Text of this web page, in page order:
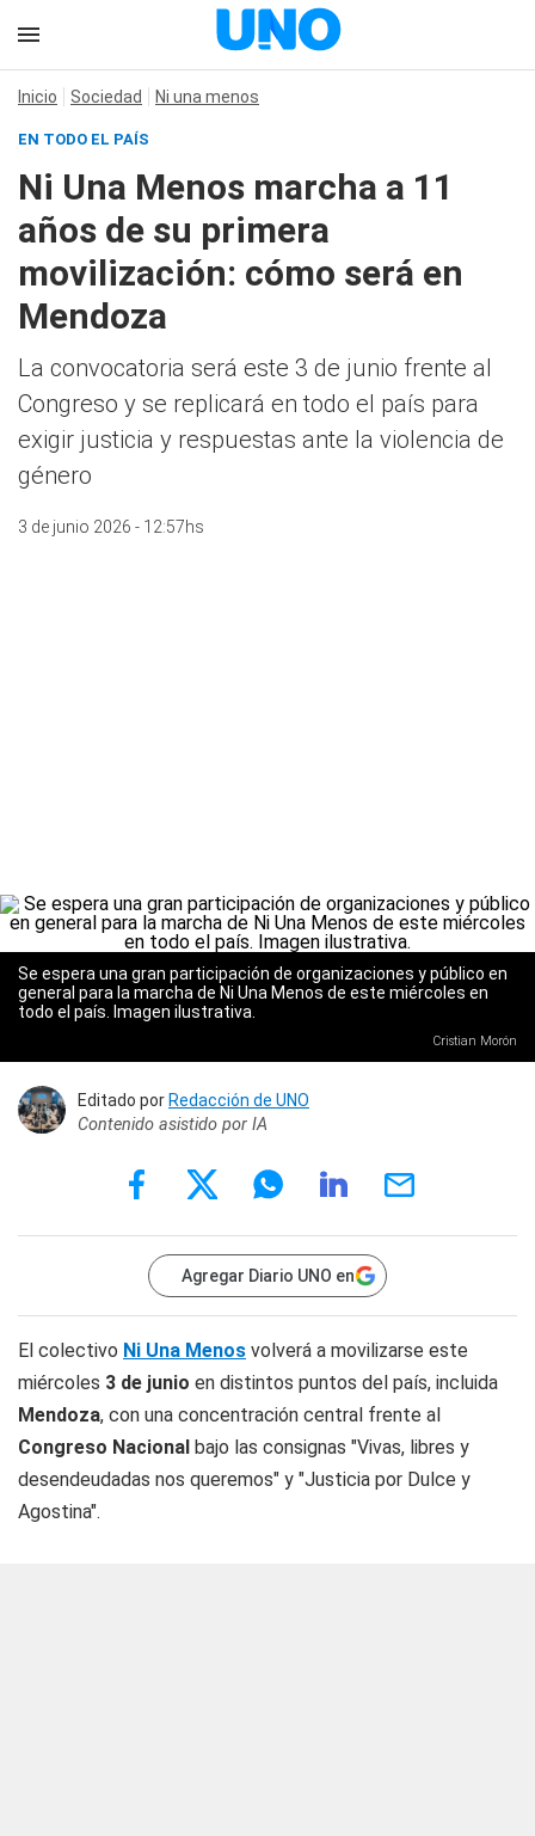
Inicio Sociedad Ni una menos
EN TODO EL PAÍS
Ni Una Menos marcha a 11
años de su primera
movilización: cómo será en
Mendoza
La convocatoria será este 3 de junio frente al
Congreso y se replicará en todo el país para
exigir justicia y respuestas ante la violencia de
género
3 de junio 2026 - 12:57hs
Se espera una gran participación de organizaciones y público en
general para la marcha de Ni Una Menos de este miércoles en
todo el país. Imagen ilustrativa.
Cristian Morón
Editado porRedacción de UNO
Contenido asistido por IA
Agregar Diario UNO en
El colectivo Ni Una Menos volverá a movilizarse este
miércoles 3 de junio en distintos puntos del país, incluida
Mendoza, con una concentración central frente al
Congreso Nacional bajo las consignas "Vivas, libres y
desendeudadas nos queremos" y "Justicia por Dulce y
Agostina".